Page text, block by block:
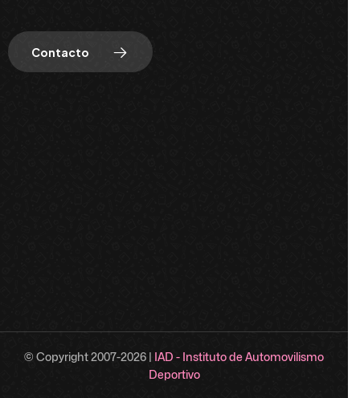
Contacto
© Copyright 2007-2026 | IAD - Instituto de Automovilismo
Deportivo